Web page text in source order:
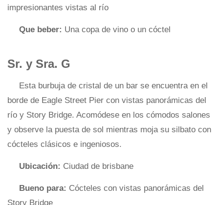
impresionantes vistas al río
Que beber: Una copa de vino o un cóctel
Sr. y Sra. G
Esta burbuja de cristal de un bar se encuentra en el
borde de Eagle Street Pier con vistas panorámicas del
río y Story Bridge. Acomódese en los cómodos salones
y observe la puesta de sol mientras moja su silbato con
cócteles clásicos e ingeniosos.
Ubicación: Ciudad de brisbane
Bueno para: Cócteles con vistas panorámicas del
Story Bridge